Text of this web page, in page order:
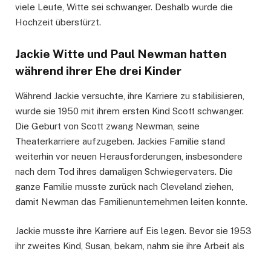
viele Leute, Witte sei schwanger. Deshalb wurde die
Hochzeit überstürzt.
Jackie Witte und Paul Newman hatten
während ihrer Ehe drei Kinder
Während Jackie versuchte, ihre Karriere zu stabilisieren,
wurde sie 1950 mit ihrem ersten Kind Scott schwanger.
Die Geburt von Scott zwang Newman, seine
Theaterkarriere aufzugeben. Jackies Familie stand
weiterhin vor neuen Herausforderungen, insbesondere
nach dem Tod ihres damaligen Schwiegervaters. Die
ganze Familie musste zurück nach Cleveland ziehen,
damit Newman das Familienunternehmen leiten konnte.
Jackie musste ihre Karriere auf Eis legen. Bevor sie 1953
ihr zweites Kind, Susan, bekam, nahm sie ihre Arbeit als